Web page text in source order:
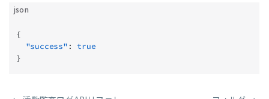
json
{
  "success"
: true
}